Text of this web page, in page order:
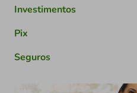
Investimentos
Pix
Seguros